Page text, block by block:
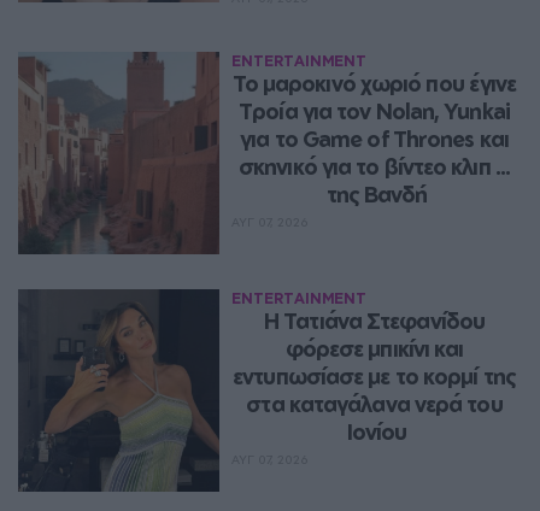
ENTERTAINMENT
Το μαροκινό χωριό που έγινε
Τροία για τον Nolan, Yunkai
για το Game of Thrones και
σκηνικό για το βίντεο κλιπ ...
της Βανδή
ENTERTAINMENT
Η Τατιάνα Στεφανίδου
φόρεσε μπικίνι και
εντυπωσίασε με το κορμί της
στα καταγάλανα νερά του
Ιονίου